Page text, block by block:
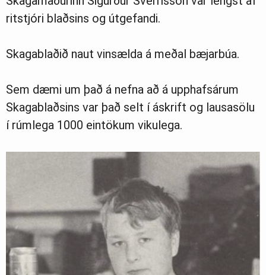
ritstjóri blaðsins og útgefandi.
Skagablaðið naut vinsælda á meðal bæjarbúa.
Sem dæmi um það á nefna að á upphafsárum
Skagablaðsins var það selt í áskrift og lausasölu
í rúmlega 1000 eintökum vikulega.